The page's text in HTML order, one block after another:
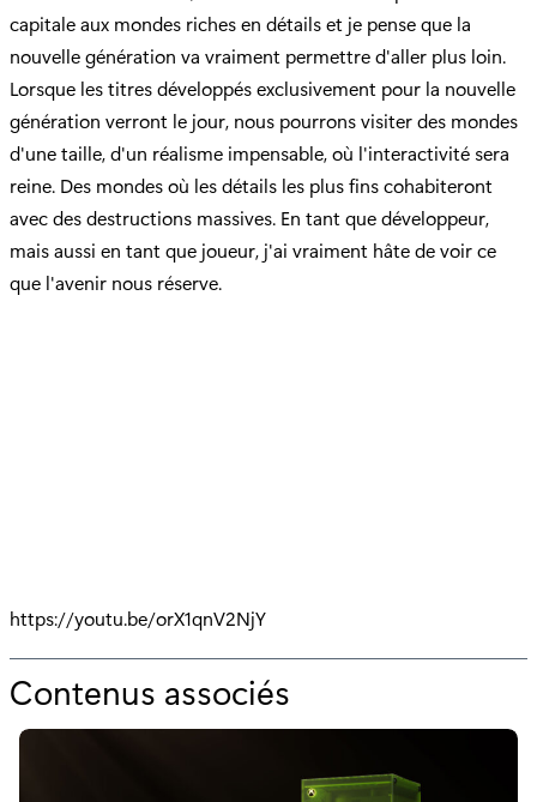
capitale aux mondes riches en détails et je pense que la
nouvelle génération va vraiment permettre d'aller plus loin.
Lorsque les titres développés exclusivement pour la nouvelle
génération verront le jour, nous pourrons visiter des mondes
d'une taille, d'un réalisme impensable, où l'interactivité sera
reine. Des mondes où les détails les plus fins cohabiteront
avec des destructions massives. En tant que développeur,
mais aussi en tant que joueur, j'ai vraiment hâte de voir ce
que l'avenir nous réserve.
https://youtu.be/orX1qnV2NjY
Contenus associés
o
u